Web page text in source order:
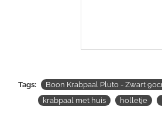
Tags: Boon Krabpaal Pluto - Zwart
krabpaal met huis
holletje